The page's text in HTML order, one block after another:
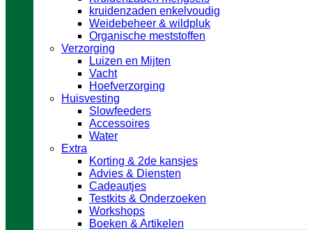
kruidenzaden enkelvoudig
Weidebeheer & wildpluk
Organische meststoffen
Verzorging
Luizen en Mijten
Vacht
Hoefverzorging
Huisvesting
Slowfeeders
Accessoires
Water
Extra
Korting & 2de kansjes
Advies & Diensten
Cadeautjes
Testkits & Onderzoeken
Workshops
Boeken & Artikelen